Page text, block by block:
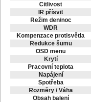
Citlivost
IR přísvit
Režim den/noc
WDR
Kompenzace protisvětla
Redukce šumu
OSD menu
Krytí
Pracovní teplota
Napájení
Spotřeba
Rozměry / Váha
Obsah balení